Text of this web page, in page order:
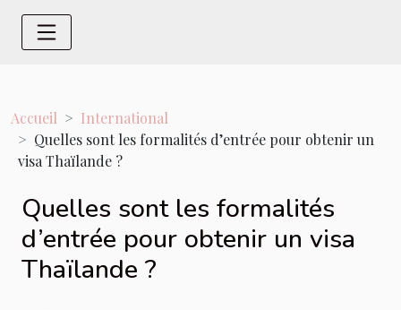
Accueil
International
Quelles sont les formalités d’entrée pour obtenir un
visa Thaïlande ?
Quelles sont les formalités
d’entrée pour obtenir un visa
Thaïlande ?